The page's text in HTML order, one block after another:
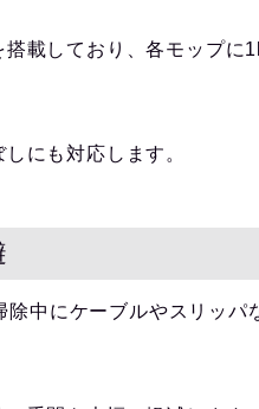
載しており、各モップに
にも対応します。
中にケーブルやスリッパ